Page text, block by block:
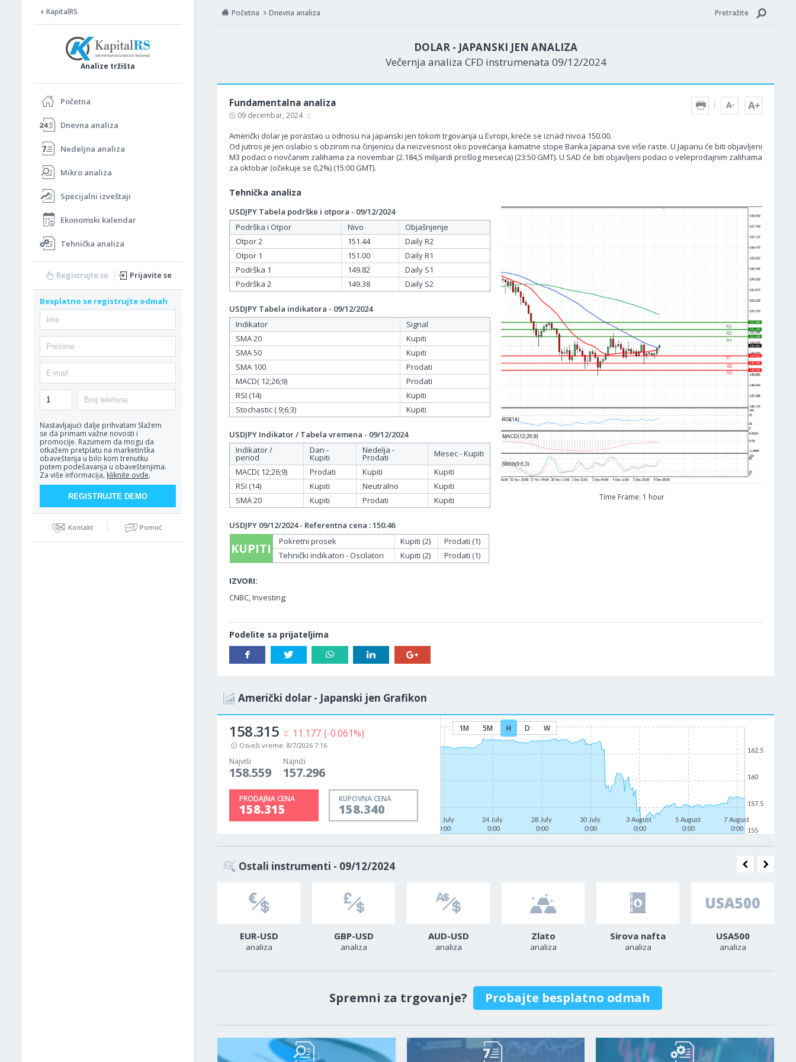
KapitalRS
Analize tržišta
Početna
Dnevna analiza
Nedeljna analiza
Mikro analiza
Specijalni izveštaji
Ekonomski kalendar
Tehnička analiza
Registrujte se Prijavite se
Besplatno se registrujte odmah
Nastavljajući dalje prihvatam Slažem
se da primam važne novosti i
promocije. Razumem da mogu da
otkažem pretplatu na marketinška
obaveštenja u bilo kom trenutku
putem podešavanja u obaveštenjima.
Za više informacija, kliknite ovde.
Kontakt Pomoć
Početna Dnevna analiza Pretražite
DOLAR - JAPANSKI JEN ANALIZA
Večernja analiza CFD instrumenata 09/12/2024
Fundamentalna analiza
09 decembar, 2024
Američki dolar je porastao u odnosu na japanski jen tokom trgovanja u Evropi, kreće se iznad nivoa 150.00.
Od jutros je jen oslabio s obzirom na činjenicu da neizvesnost oko povećanja kamatne stope Banka Japana sve više raste. U Japanu će biti objavljeni
M3 podaci o novčanim zalihama za novembar (2.184,5 milijardi prošlog meseca) (23:50 GMT). U SAD će biti objavljeni podaci o veleprodajnim zalihama
za oktobar (očekuje se 0,2%) (15:00 GMT).
Tehnička analiza
Time Frame: 1 hour
USDJPY Tabela podrške i otpora - 09/12/2024
Podrška i Otpor
Nivo
Objašnjenje
Otpor 2
151.44
Daily R2
Otpor 1
151.00
Daily R1
Podrška 1
149.82
Daily S1
Podrška 2
149.38 Daily S2
USDJPY Tabela indikatora - 09/12/2024
Indikator
Signal
SMA 20
Kupiti
SMA 50
Kupiti
SMA 100
Prodati
MACD( 12;26;9)
Prodati
RSI (14)
Kupiti
Stochastic ( 9;6;3)
Kupiti
USDJPY Indikator / Tabela vremena - 09/12/2024
Indikator /
period
Dan -
Kupiti
Nedelja -
Prodati
Mesec - Kupiti
MACD( 12;26;9)
Prodati Kupiti
Kupiti
RSI (14)
Kupiti Neutralno
Kupiti
SMA 20
Kupiti Prodati Kupiti
USDJPY 09/12/2024 - Referentna cena : 150.46
KUPITI Pokretni prosek Kupiti (2)
Prodati (1)
Tehnički indikatori - Oscilatori
Kupiti (2) Prodati (1)
IZVORI:
CNBC, Investing;
Podelite sa prijateljima
Američki dolar - Japanski jen Grafikon
158.315 11.177 (-0.061%)
Osveži vreme: 8/7/2026 7:16
Najviši
158.559
Najniži
157.296
PRODAJNA CENA
158.315
KUPOVNA CENA
158.340
1M 5M H D W
22 July
0:00
24 July
0:00
28 July
0:00
30 July
0:00
3 August
0:00
5 August
0:00
7 August
0:00
155
157.5
160
162.5
Ostali instrumenti - 09/12/2024
EUR-USD
analiza
GBP-USD
analiza
AUD-USD
analiza
Zlato
analiza
Sirova nafta
analiza
USA500
analiza
Spremni za trgovanje? Probajte besplatno odmah